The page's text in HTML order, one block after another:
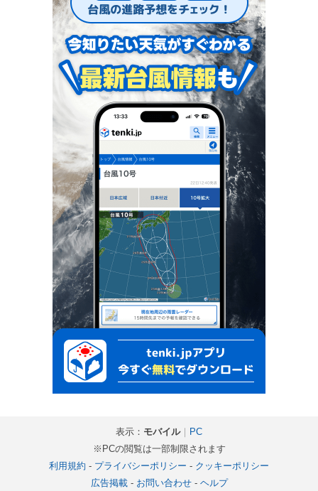
表示： モバイル｜ PC
※PCの閲覧は一部制限されます
利用規約 - プライバシーポリシー - クッキーポリシー
広告掲載- お問い合わせ- ヘルプ